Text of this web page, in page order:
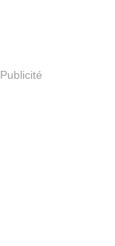
Publicité